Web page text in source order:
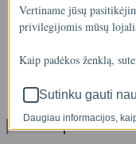
Prekės su nuolaida
Gamintojai
Partnerystės
Dovanų kuponai
Kontaktai
Klientams
Vertiname jūsų
privilegijomis mūsų
Kaip padėkos ženklą,
Sutinku gauti
Daugiau informacijos,